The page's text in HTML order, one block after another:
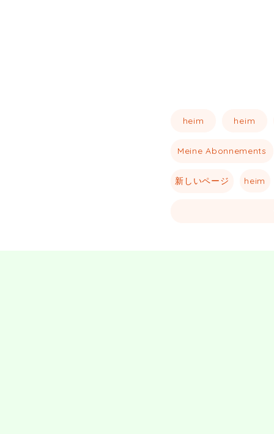
heim heim
Meine Abonnements
新しいページ heim